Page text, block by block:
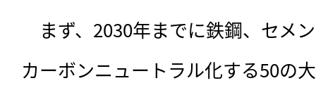
まず、2030年までに鉄鋼、セメ
カーボンニュートラル化する50の